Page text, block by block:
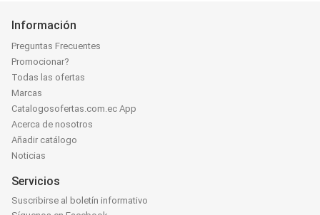
Información
Preguntas Frecuentes
Promocionar?
Todas las ofertas
Marcas
Catalogosofertas.com.ec App
Acerca de nosotros
Añadir catálogo
Noticias
Servicios
Suscribirse al boletín informativo